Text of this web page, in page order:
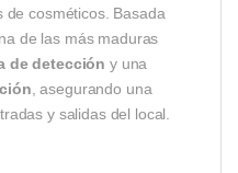
de cosméticos. Basada
de las más maduras
de detección y una
, asegurando una
y salidas del local.